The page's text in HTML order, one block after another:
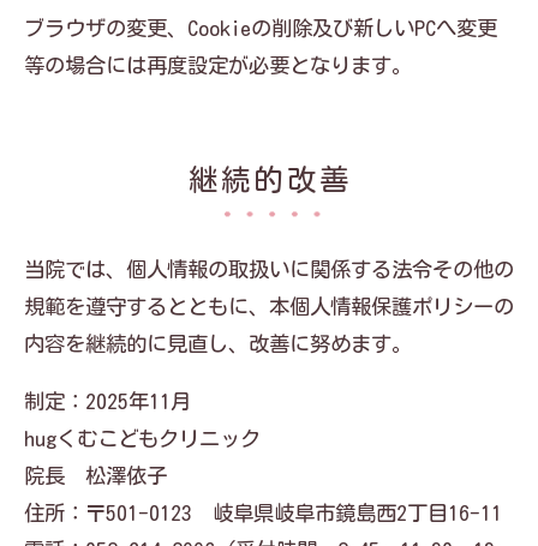
ブラウザの変更、Cookieの削除及び新しいPCへ変更
等の場合には再度設定が必要となります。
継続的改善
当院では、個人情報の取扱いに関係する法令その他の
規範を遵守するとともに、本個人情報保護ポリシーの
内容を継続的に見直し、改善に努めます。
制定：2025年11月
hugくむこどもクリニック
院長 松澤依子
住所：〒501-0123 岐阜県岐阜市鏡島西2丁目16-11